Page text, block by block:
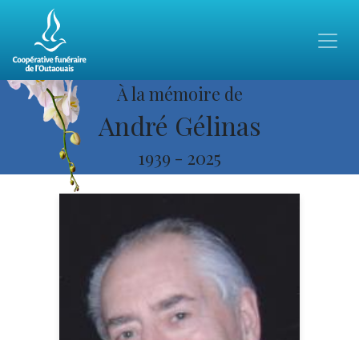
À la mémoire de
André Gélinas
1939 - 2025